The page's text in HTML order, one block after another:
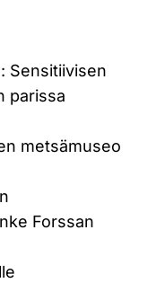
Sensitiivisen
parissa
metsämuseo
Forssan